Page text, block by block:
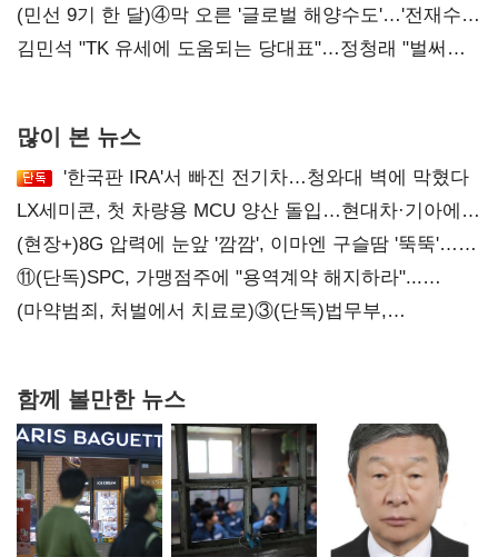
화려한 에어쇼 뒤 땀방울
(민선 9기 한 달)④막 오른 '글로벌 해양수도'…'전재수
리더십' 시험대
김민석 "TK 유세에 도움되는 당대표"…정청래 "벌써
많이 본 뉴스
'한국판 IRA'서 빠진 전기차…청와대 벽에 막혔다
LX세미콘, 첫 차량용 MCU 양산 돌입…현대차·기아에
공급
(현장+)8G 압력에 눈앞 '깜깜', 이마엔 구슬땀 '뚝뚝'…
화려한 에어쇼 뒤 땀방울
⑪(단독)SPC, 가맹점주에 "용역계약 해지하라"...
내팽개친 '사회적합의'
(마약범죄, 처벌에서 치료로)③(단독)법무부,
함께 볼만한 뉴스